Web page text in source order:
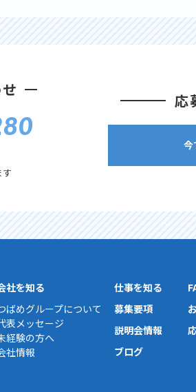
す
応
今
社を知る
ばめグループについて
表メッセージ
経験の方へ
社情報
仕事を知る
募集要項
説明会情報
ブログ